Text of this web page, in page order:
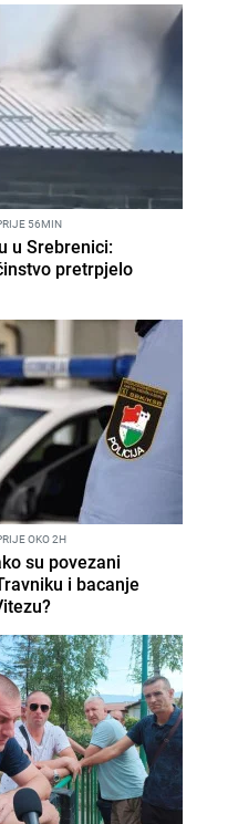
56MIN
u Srebrenici:
pretrpjelo
OKO 2H
su povezani
i bacanje